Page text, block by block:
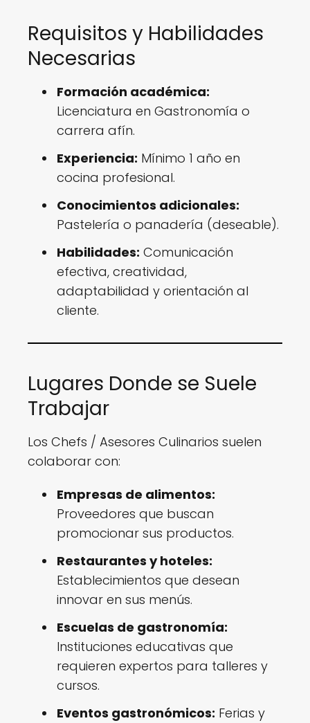
Requisitos y Habilidades
Necesarias
Formación académica:
Licenciatura en Gastronomía o
carrera afín.
Experiencia: Mínimo 1 año en
cocina profesional.
Conocimientos adicionales:
Pastelería o panadería (deseable).
Habilidades: Comunicación
efectiva, creatividad,
adaptabilidad y orientación al
cliente.
Lugares Donde se Suele
Trabajar
Los Chefs / Asesores Culinarios suelen
colaborar con:
Empresas de alimentos:
Proveedores que buscan
promocionar sus productos.
Restaurantes y hoteles:
Establecimientos que desean
innovar en sus menús.
Escuelas de gastronomía:
Instituciones educativas que
requieren expertos para talleres y
cursos.
Eventos gastronómicos: Ferias y